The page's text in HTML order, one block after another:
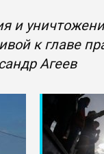
и
к главе
Агеев